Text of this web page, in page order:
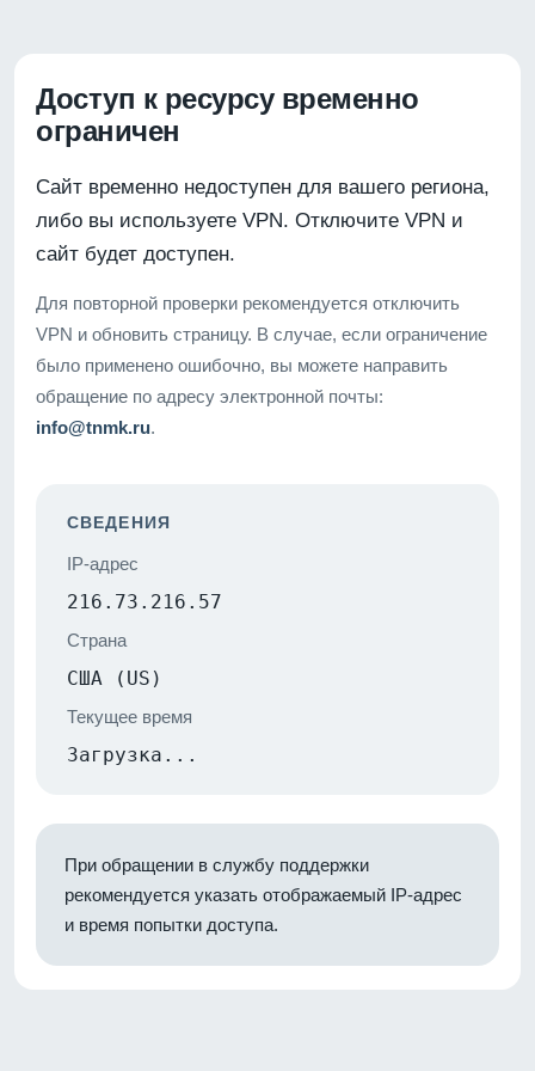
Доступ к ресурсу временно
ограничен
Сайт временно недоступен для вашего региона,
либо вы используете VPN. Отключите VPN и
сайт будет доступен.
Для повторной проверки рекомендуется отключить
VPN и обновить страницу. В случае, если ограничение
было применено ошибочно, вы можете направить
обращение по адресу электронной почты:
info@tnmk.ru.
СВЕДЕНИЯ
IP-адрес
216.73.216.57
Страна
США (US)
Текущее время
Загрузка...
При обращении в службу поддержки
рекомендуется указать отображаемый IP-адрес
и время попытки доступа.